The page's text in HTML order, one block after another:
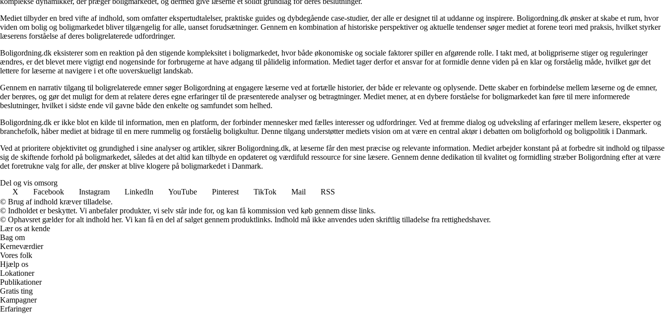
Mediet tilbyder en bred vifte af indhold, som omfatter ekspertudtalelser, praktiske guides og dybdegående case-studier, der alle er designet til at uddanne og inspirere. Boligordning.dk ønsker at skabe et rum, hvor
viden om bolig og boligmarkedet bliver tilgængelig for alle, uanset forudsætninger. Gennem en kombination af historiske perspektiver og aktuelle tendenser søger mediet at forene teori med praksis, hvilket styrker
læserens forståelse af deres boligrelaterede udfordringer.
Boligordning.dk eksisterer som en reaktion på den stigende kompleksitet i boligmarkedet, hvor både økonomiske og sociale faktorer spiller en afgørende rolle. I takt med, at boligpriserne stiger og reguleringer
ændres, er det blevet mere vigtigt end nogensinde for forbrugerne at have adgang til pålidelig information. Mediet tager derfor et ansvar for at formidle denne viden på en klar og forståelig måde, hvilket gør det
lettere for læserne at navigere i et ofte uoverskueligt landskab.
Gennem en narrativ tilgang til boligrelaterede emner søger Boligordning at engagere læserne ved at fortælle historier, der både er relevante og oplysende. Dette skaber en forbindelse mellem læserne og de emner,
der berøres, og gør det muligt for dem at relatere deres egne erfaringer til de præsenterede analyser og betragtninger. Mediet mener, at en dybere forståelse for boligmarkedet kan føre til mere informerede
beslutninger, hvilket i sidste ende vil gavne både den enkelte og samfundet som helhed.
Boligordning.dk er ikke blot en kilde til information, men en platform, der forbinder mennesker med fælles interesser og udfordringer. Ved at fremme dialog og udveksling af erfaringer mellem læsere, eksperter og
branchefolk, håber mediet at bidrage til en mere rummelig og forståelig boligkultur. Denne tilgang understøtter mediets vision om at være en central aktør i debatten om boligforhold og boligpolitik i Danmark.
Ved at prioritere objektivitet og grundighed i sine analyser og artikler, sikrer Boligordning.dk, at læserne får den mest præcise og relevante information. Mediet arbejder konstant på at forbedre sit indhold og tilpasse
sig de skiftende forhold på boligmarkedet, således at det altid kan tilbyde en opdateret og værdifuld ressource for sine læsere. Gennem denne dedikation til kvalitet og formidling stræber Boligordning efter at være
det foretrukne valg for alle, der ønsker at blive klogere på boligmarkedet i Danmark.
Del og vis omsorg
X
Facebook Instagram LinkedIn YouTube Pinterest TikTok Mail
RSS
© Brug af indhold kræver tilladelse.
© Indholdet er beskyttet. Vi anbefaler produkter, vi selv står inde for, og kan få kommission ved køb gennem disse links.
© Ophavsret gælder for alt indhold her. Vi kan få en del af salget gennem produktlinks. Indhold må ikke anvendes uden skriftlig tilladelse fra rettighedshaver.
Lær os at kende
Bag om
Kerneværdier
Vores folk
Hjælp os
Lokationer
Publikationer
Gratis ting
Kampagner
Erfaringer